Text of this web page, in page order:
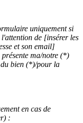
uniquement si
de [insérer les
et son email]
ma/notre (*)
bien (*)/pour la
en cas de
: